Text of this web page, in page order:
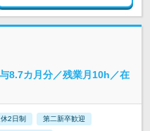
8.7カ月分／残業月10h／在
2日制 第二新卒歓迎